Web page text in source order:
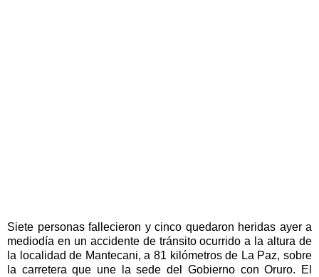
Siete personas fallecieron y cinco quedaron heridas ayer a
mediodía en un accidente de tránsito ocurrido a la altura de
la localidad de Mantecani, a 81 kilómetros de La Paz, sobre
la carretera que une la sede del Gobierno con Oruro. El